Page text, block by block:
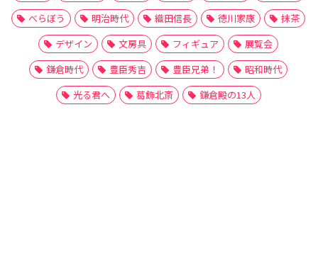
べらぼう
明治時代 織田信長 徳川家康
抹茶
デザイン
文房具 フィギュア
展覧会
鎌倉時代
豊臣秀吉 豊臣兄弟！
昭和時代
光る君へ
葛飾北斎 鎌倉殿の13人